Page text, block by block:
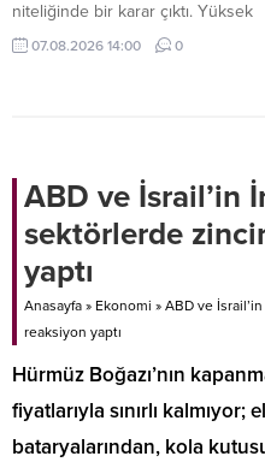
niteliğinde bir karar çıktı. Yüksek
Mahkeme; hedefe bağlı ve tutarı
değişken satış primlerinin kıdem
07.08.2026 14:00 0
ABD ve İsrail’in
sektörlerde
yaptı
Anasayfa » Ekonomi » ABD ve
reaksiyon yaptı
Hürmüz Boğazı’nın
fiyatlarıyla sınırlı kalmıyor;
bataryalarından, kola